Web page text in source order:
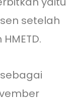
setelah